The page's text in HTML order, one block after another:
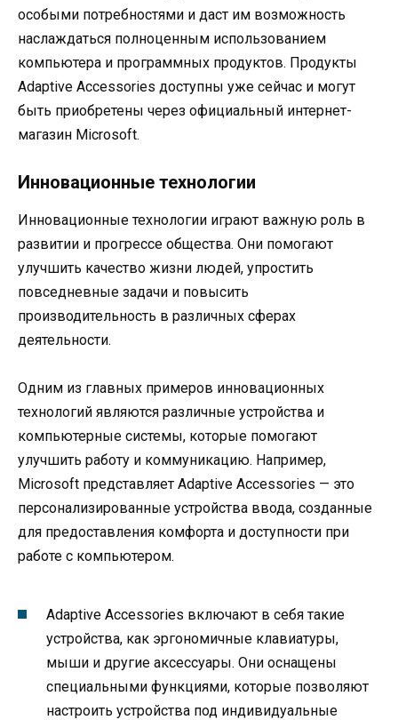
особыми потребностями и даст им возможность
наслаждаться полноценным использованием
компьютера и программных продуктов. Продукты
Adaptive Accessories доступны уже сейчас и могут
быть приобретены через официальный интернет-
магазин Microsoft.
Инновационные технологии
Инновационные технологии играют важную роль в
развитии и прогрессе общества. Они помогают
улучшить качество жизни людей, упростить
повседневные задачи и повысить
производительность в различных сферах
деятельности.
Одним из главных примеров инновационных
технологий являются различные устройства и
компьютерные системы, которые помогают
улучшить работу и коммуникацию. Например,
Microsoft представляет Adaptive Accessories — это
персонализированные устройства ввода, созданные
для предоставления комфорта и доступности при
работе с компьютером.
Adaptive Accessories включают в себя такие
устройства, как эргономичные клавиатуры,
мыши и другие аксессуары. Они оснащены
специальными функциями, которые позволяют
настроить устройства под индивидуальные